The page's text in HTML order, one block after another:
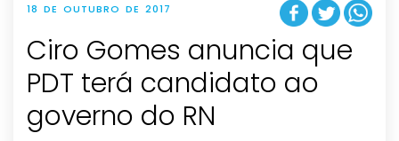
18 DE OUTUBRO DE 2017
Ciro Gomes anuncia que
PDT terá candidato ao
governo do RN